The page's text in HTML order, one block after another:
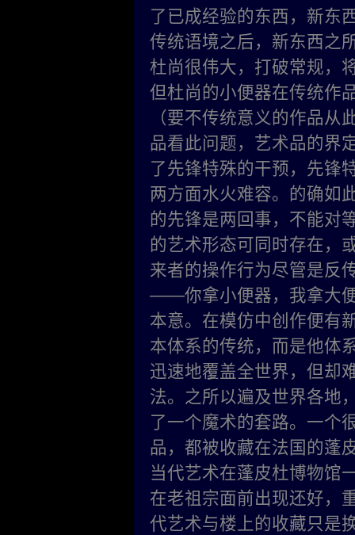
了已成经验的东西，新东
传统语境之后，新东西之
杜尚很伟大，打破常规，
但杜尚的小便器在传统作
（要不传统意义的作品
品看此问题，艺术品的界
了先锋特殊的干预，先锋
两方面水火难容。的确如
的先锋是两回事，不能对
的艺术形态可同时存在，
来者的操作行为尽管是反
——你拿小便器，我拿大
本意。在模仿中创作便有
本体系的传统，而是他体
迅速地覆盖全世界，但却
法。之所以遍及世界各地
了一个魔术的套路。一个
品，都被收藏在法国的蓬
当代艺术在蓬皮杜博物馆
在老祖宗面前出现还好，
代艺术与楼上的收藏只是